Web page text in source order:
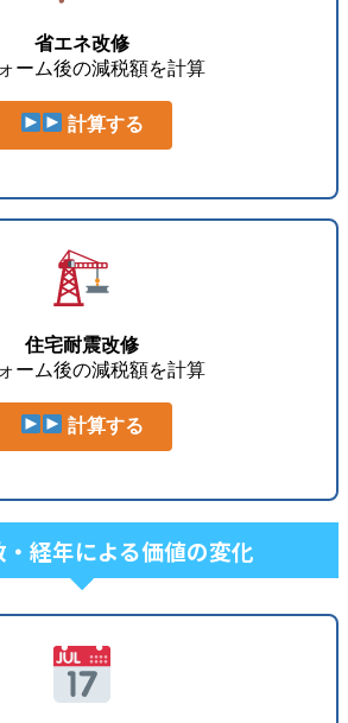
省エネ改修
ーム後の減税額を計算
計算する
住宅耐震改修
ーム後の減税額を計算
計算する
経年による価値の変化